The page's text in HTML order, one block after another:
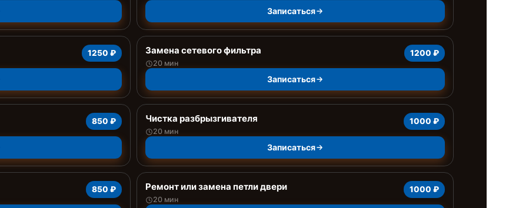
Записаться
1250 ₽ Замена сетевого фильтра
20 мин
1200 ₽
Записаться
850 ₽ Чистка разбрызгивателя
20 мин
1000 ₽
Записаться
850 ₽ Ремонт или замена петли двери
20 мин
1000 ₽